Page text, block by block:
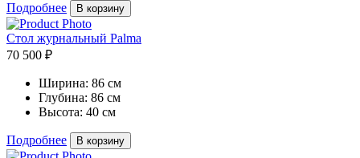
Подробнее В корзину
Стол журнальный Palma
70 500 ₽
Ширина: 86 см
Глубина: 86 см
Высота: 40 см
Подробнее В корзину